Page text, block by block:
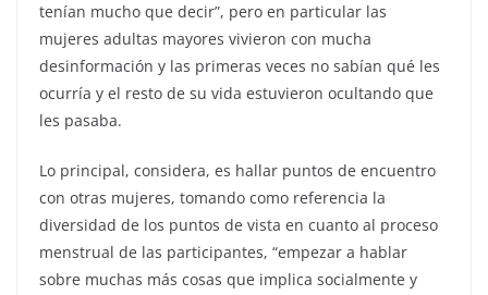
tenían mucho que decir”, pero en particular las
mujeres adultas mayores vivieron con mucha
desinformación y las primeras veces no sabían qué les
ocurría y el resto de su vida estuvieron ocultando que
les pasaba.
Lo principal, considera, es hallar puntos de encuentro
con otras mujeres, tomando como referencia la
diversidad de los puntos de vista en cuanto al proceso
menstrual de las participantes, “empezar a hablar
sobre muchas más cosas que implica socialmente y